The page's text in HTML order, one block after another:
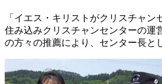
「イエス・キリストがクリスチャ
住み込みクリスチャンセンターの運
の方々の推薦により、センター長と